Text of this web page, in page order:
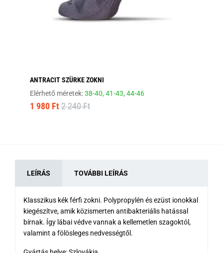
ANTRACIT SZÜRKE ZOKNI
Elérhető méretek:38-40,41-43,44-46
1 980 Ft 2 240 Ft
LEÍRÁS TOVÁBBI LEÍRÁS
Klasszikus kék férfi zokni. Polypropylén és ezüst ionokkal
kiegészítve, amik közismerten antibakteriális hatással
bírnak. Így lábai védve vannak a kellemetlen szagoktól,
valamint a fölösleges nedvességtől.